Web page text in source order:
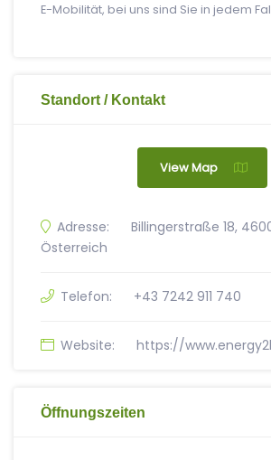
E-Mobilität, bei uns sind Sie in jedem
Standort / Kontakt
View Map
Adresse:
Billingerstraße 18,
Österreich
Telefon: +43 7242 911 740
Website: https://
Öffnungszeiten